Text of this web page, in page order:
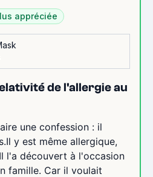
appréciée
de l'allergie au
une confession : il
y est même allergique,
l'a découvert à l'occasion
famille. Car il voulait